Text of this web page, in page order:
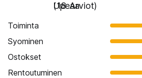
Upeaa
(18 Arviot)
Toiminta
Syominen
Ostokset
Rentoutuminen